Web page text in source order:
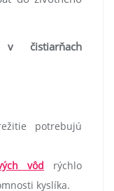
v čistiarňach
potrebujú
vôd rýchlo
kyslíka.